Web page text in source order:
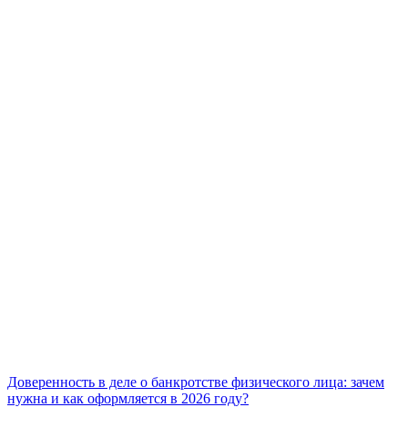
Доверенность в деле о банкротстве физического лица: зачем
нужна и как оформляется в 2026 году?